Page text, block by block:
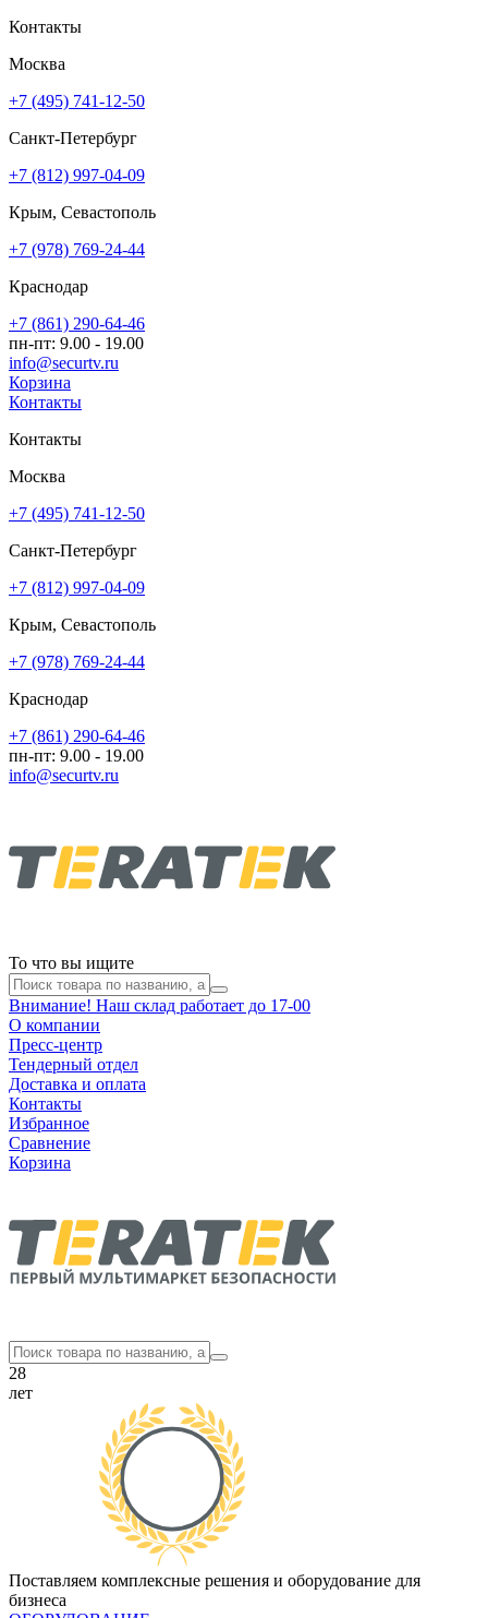
Контакты
Москва
+7 (495) 741-12-50
Санкт-Петербург
+7 (812) 997-04-09
Крым, Севастополь
+7 (978) 769-24-44
Краснодар
+7 (861) 290-64-46
пн-пт: 9.00 - 19.00
info@securtv.ru
Корзина
Контакты
Контакты
Москва
+7 (495) 741-12-50
Санкт-Петербург
+7 (812) 997-04-09
Крым, Севастополь
+7 (978) 769-24-44
Краснодар
+7 (861) 290-64-46
пн-пт: 9.00 - 19.00
info@securtv.ru
То что вы ищите
Внимание! Наш склад работает до 17-00
О компании
Пресс-центр
Тендерный отдел
Доставка и оплата
Контакты
Избранное
Сравнение
Корзина
28
лет
Поставляем комплексные решения и оборудование для
бизнеса